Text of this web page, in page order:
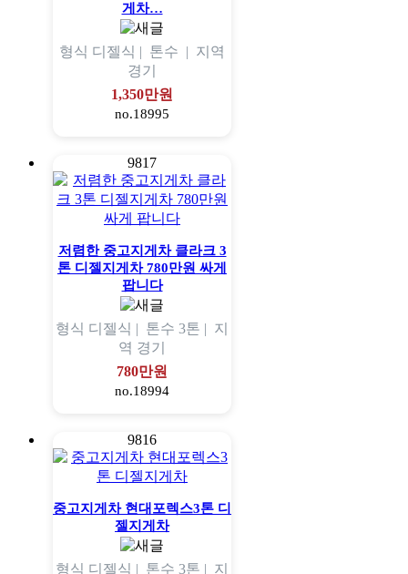
게차…
형식 디젤식 | 톤수 | 지역
경기
1,350만원
no.18995
9817
저렴한 중고지게차 클라크 3
톤 디젤지게차 780만원 싸게
팝니다
형식 디젤식 | 톤수 3톤 | 지
역 경기
780만원
no.18994
9816
중고지게차 현대포렉스3톤 디
젤지게차
형식 디젤식 | 톤수 3톤 | 지